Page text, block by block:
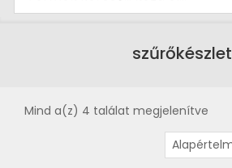
szűrőkészlet
Mind a(z) 4 találat megjelenítve